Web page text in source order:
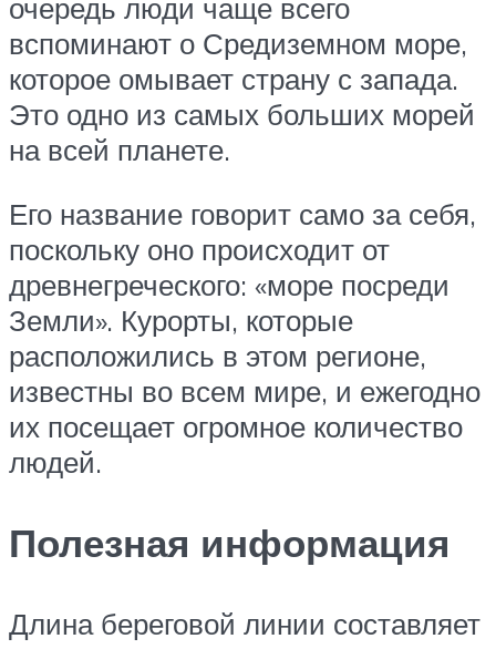
очередь люди чаще всего
вспоминают о Средиземном море,
которое омывает страну с запада.
Это одно из самых больших морей
на всей планете.
Его название говорит само за себя,
поскольку оно происходит от
древнегреческого: «море посреди
Земли». Курорты, которые
расположились в этом регионе,
известны во всем мире, и ежегодно
их посещает огромное количество
людей.
Полезная информация
Длина береговой линии составляет